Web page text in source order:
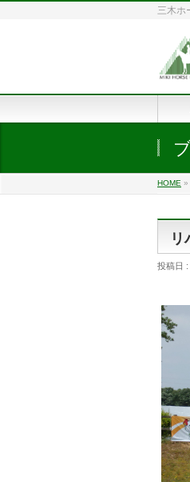
三木ホ
HOME »
リ
投稿日 :